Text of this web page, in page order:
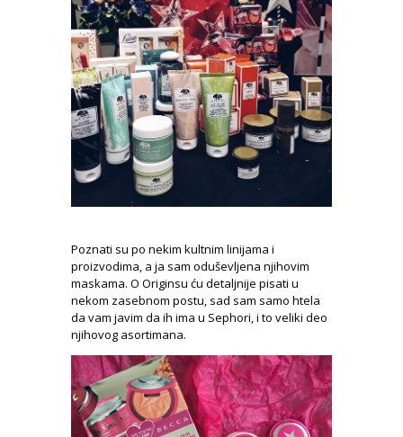
Poznati su po nekim kultnim linijama i
proizvodima, a ja sam oduševljena njihovim
maskama. O Originsu ću detaljnije pisati u
nekom zasebnom postu, sad sam samo htela
da vam javim da ih ima u Sephori, i to veliki deo
njihovog asortimana.